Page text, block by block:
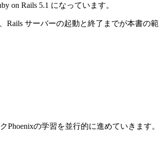
on Rails 5.1 になっています。
Rails サーバーの起動と終了までが本書の範
の学習を並行的に進めていきます。